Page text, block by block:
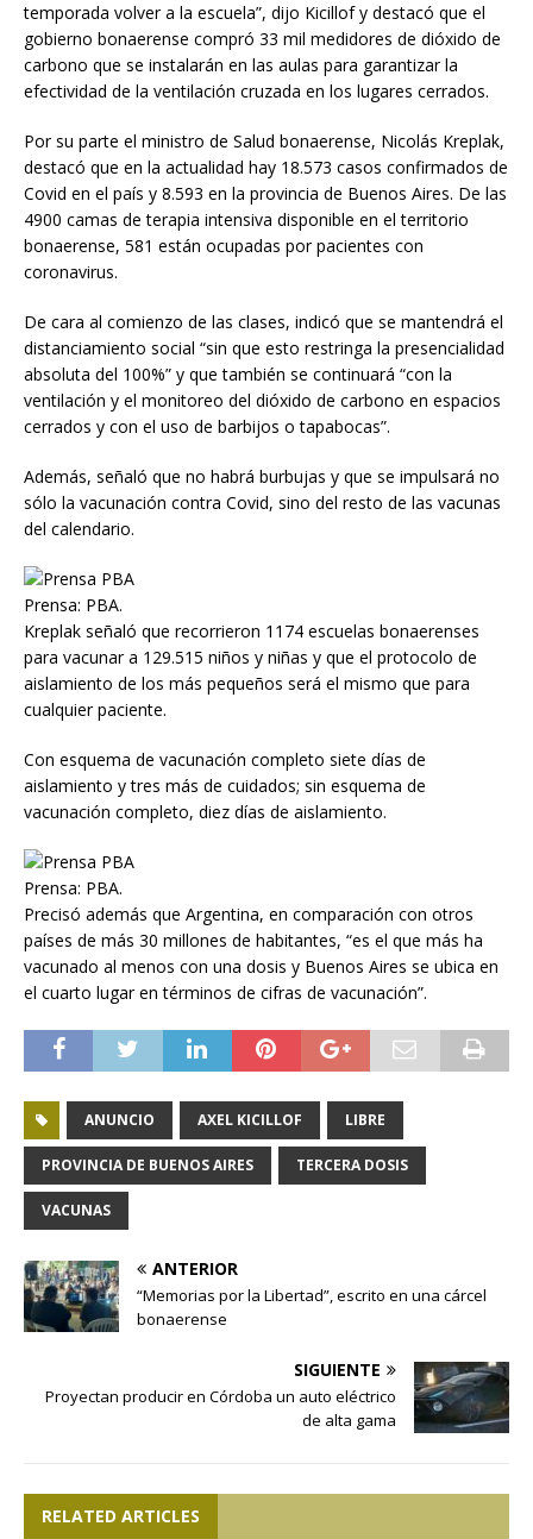
temporada volver a la escuela”, dijo Kicillof y destacó que el
gobierno bonaerense compró 33 mil medidores de dióxido de
carbono que se instalarán en las aulas para garantizar la
efectividad de la ventilación cruzada en los lugares cerrados.
Por su parte el ministro de Salud bonaerense, Nicolás Kreplak,
destacó que en la actualidad hay 18.573 casos confirmados de
Covid en el país y 8.593 en la provincia de Buenos Aires. De las
4900 camas de terapia intensiva disponible en el territorio
bonaerense, 581 están ocupadas por pacientes con
coronavirus.
De cara al comienzo de las clases, indicó que se mantendrá el
distanciamiento social “sin que esto restringa la presencialidad
absoluta del 100%” y que también se continuará “con la
ventilación y el monitoreo del dióxido de carbono en espacios
cerrados y con el uso de barbijos o tapabocas”.
Además, señaló que no habrá burbujas y que se impulsará no
sólo la vacunación contra Covid, sino del resto de las vacunas
del calendario.
Prensa: PBA.
Kreplak señaló que recorrieron 1174 escuelas bonaerenses
para vacunar a 129.515 niños y niñas y que el protocolo de
aislamiento de los más pequeños será el mismo que para
cualquier paciente.
Con esquema de vacunación completo siete días de
aislamiento y tres más de cuidados; sin esquema de
vacunación completo, diez días de aislamiento.
Prensa: PBA.
Precisó además que Argentina, en comparación con otros
países de más 30 millones de habitantes, “es el que más ha
vacunado al menos con una dosis y Buenos Aires se ubica en
el cuarto lugar en términos de cifras de vacunación”.
ANUNCIO AXEL KICILLOF LIBRE
PROVINCIA DE BUENOS AIRES TERCERA DOSIS
VACUNAS
ANTERIOR
“Memorias por la Libertad”, escrito en una cárcel
bonaerense
SIGUIENTE
Proyectan producir en Córdoba un auto eléctrico
de alta gama
RELATED ARTICLES